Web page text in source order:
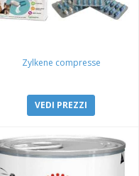
Zylkene compresse
VEDI PREZZI